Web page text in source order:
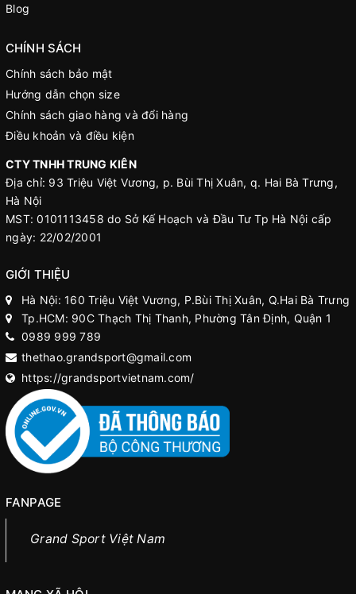
Blog
CHÍNH SÁCH
Chính sách bảo mật
Hướng dẫn chọn size
Chính sách giao hàng và đổi hàng
Điều khoản và điều kiện
CTY TNHH TRUNG KIÊN
Địa chỉ: 93 Triệu Việt Vương, p. Bùi Thị Xuân, q. Hai Bà Trưng,
Hà Nội
MST: 0101113458 do Sở Kế Hoạch và Đầu Tư Tp Hà Nội cấp
ngày: 22/02/2001
GIỚI THIỆU
Hà Nội: 160 Triệu Việt Vương, P.Bùi Thị Xuân, Q.Hai Bà Trưng
Tp.HCM: 90C Thạch Thị Thanh, Phường Tân Định, Quận 1
0989 999 789
thethao.grandsport@gmail.com
https://grandsportvietnam.com/
FANPAGE
Grand Sport Việt Nam